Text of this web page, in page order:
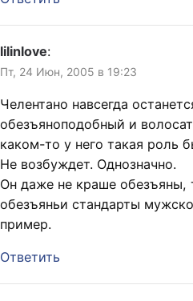
lilinlove:
Пт, 24 Июн, 2005 в 19:23
Челентано навсегда
обезъяноподобный и
каком-то у него такая роль
Не возбуждет. Однозначно.
Он даже не краше обезъяны,
обезъяньи стандарты
пример.
Ответить